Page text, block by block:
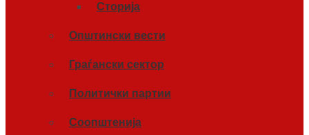
Сторија
Општински вести
Граѓански сектор
Политички партии
Соопштенија